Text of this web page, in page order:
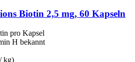
Biotin 2,5 mg, 60 Kapseln
pro Kapsel
H bekannt
kg)